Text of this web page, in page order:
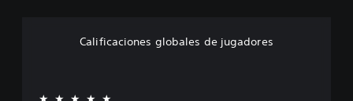
Calificaciones globales de jugadores